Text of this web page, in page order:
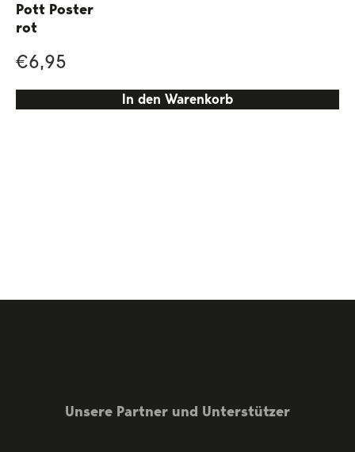
Pott Poster
rot
€6,95
In den Warenkorb
Unsere Partner und Unterstützer